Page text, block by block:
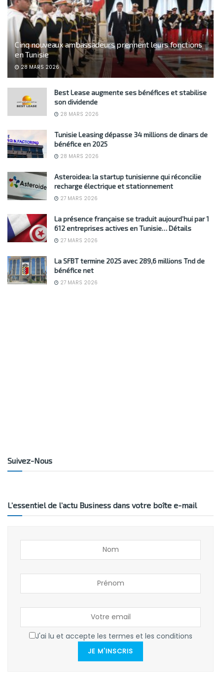
Cinq nouveaux ambassadeurs prennent leurs fonctions
en Tunisie
28 MARS 2026
Best Lease augmente ses bénéfices et stabilise
son dividende
28 MARS 2026
Tunisie Leasing dépasse 34 millions de dinars de
bénéfice en 2025
28 MARS 2026
Asteroidea: la startup tunisienne qui réconcilie
recharge électrique et stationnement
27 MARS 2026
La présence française se traduit aujourd’hui par 1
612 entreprises actives en Tunisie… Détails
27 MARS 2026
La SFBT termine 2025 avec 289,6 millions Tnd de
bénéfice net
27 MARS 2026
Suivez-Nous
L’essentiel de l’actu Business dans votre boîte e-mail
J'ai lu et accepte les termes et les conditions
JE M'INSCRIS